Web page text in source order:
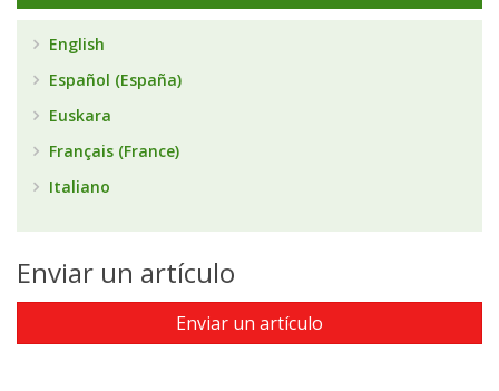
English
Español (España)
Euskara
Français (France)
Italiano
Enviar un artículo
Enviar un artículo